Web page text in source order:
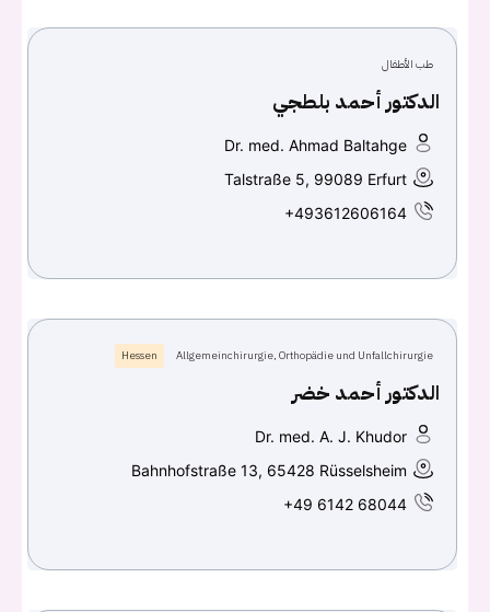
طب الأطفال
الدكتور أحمد بلطجي
Dr. med. Ahmad Baltahge
Talstraße 5, 99089 Erfurt
+493612606164
Allgemeinchirurgie, Orthopädie und Unfallchirurgie
Hessen
الدكتور أحمد خضر
Dr. med. A. J. Khudor
Bahnhofstraße 13, 65428 Rüsselsheim
+49 6142 68044